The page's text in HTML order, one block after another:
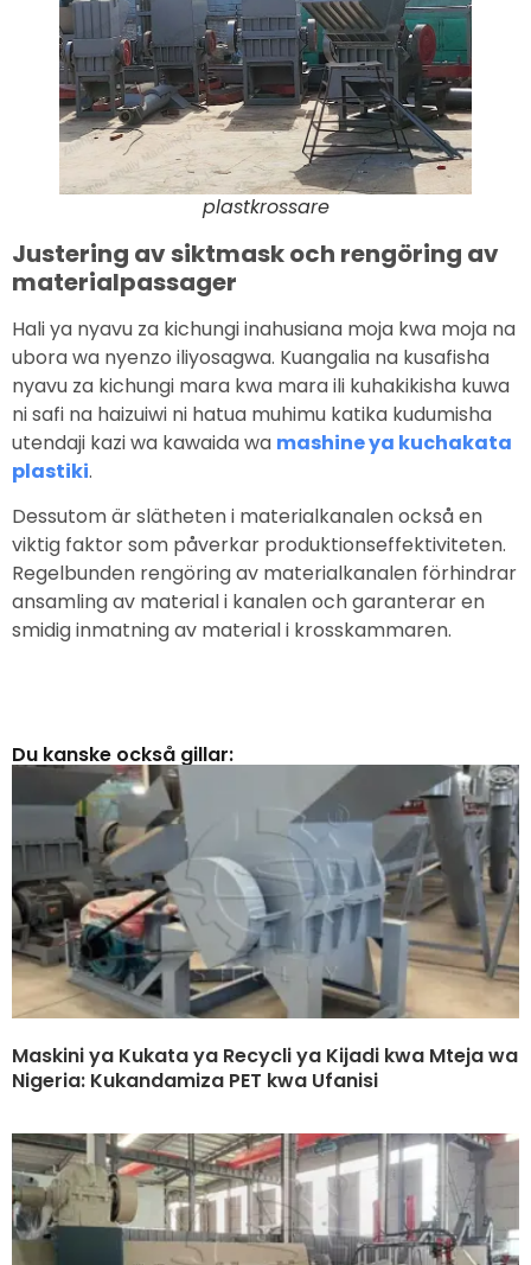
plastkrossare
Justering av siktmask och rengöring av
materialpassager
Hali ya nyavu za kichungi inahusiana moja kwa moja na
ubora wa nyenzo iliyosagwa. Kuangalia na kusafisha
nyavu za kichungi mara kwa mara ili kuhakikisha kuwa
ni safi na haizuiwi ni hatua muhimu katika kudumisha
utendaji kazi wa kawaida wa mashine ya kuchakata
plastiki.
Dessutom är slätheten i materialkanalen också en
viktig faktor som påverkar produktionseffektiviteten.
Regelbunden rengöring av materialkanalen förhindrar
ansamling av material i kanalen och garanterar en
smidig inmatning av material i krosskammaren.
Du kanske också gillar:
Maskini ya Kukata ya Recycli ya Kijadi kwa Mteja wa
Nigeria: Kukandamiza PET kwa Ufanisi